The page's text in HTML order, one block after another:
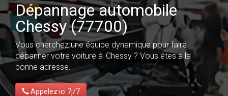
Dépannage automobile
Chessy (77700)
Vous cherchez une équipe dynamique pour faire
dépanner votre voiture à Chessy ? Vous êtes à la
bonne adresse.
Appelez ici 7j/7